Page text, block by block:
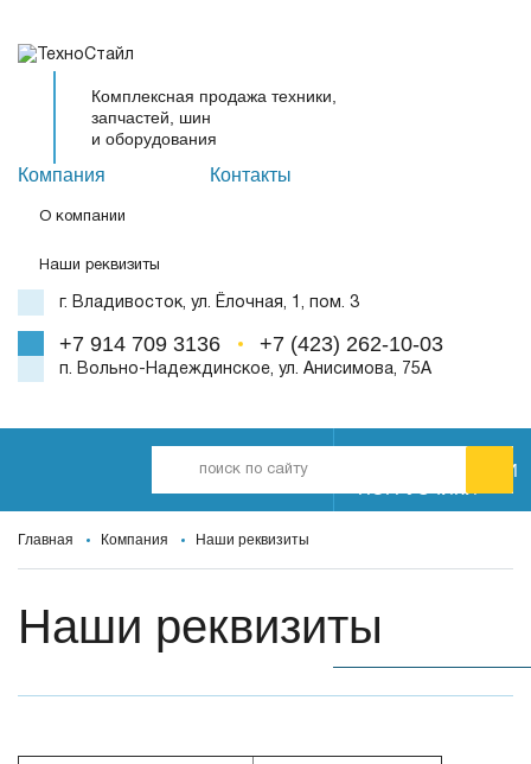
Комплексная продажа техники,
запчастей, шин
и оборудования
Компания
О компании
Наши реквизиты
Контакты
г. Владивосток, ул. Ёлочная, 1, пом. 3
+7 914 709 3136 +7 (423) 262-10-03
п. Вольно-Надеждинское, ул. Анисимова, 75А
ПОГРУЗЧИКИ
вилочные
погрузчики
Электрические
Главная Компания Наши реквизиты
Наши реквизиты